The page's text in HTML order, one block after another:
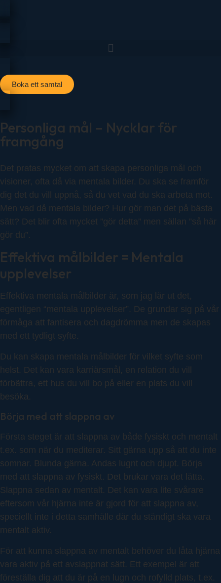
Boka ett samtal
Personliga mål – Nycklar för
framgång
Det pratas mycket om att skapa personliga mål och
visioner, ofta då via mentala bilder. Du ska se framför
dig det du vill uppnå, så du vet vad du ska arbeta mot.
Men vad då mentala bilder? Hur gör man det på bästa
sätt? Det blir ofta mycket ”gör detta” men sällan ”så här
gör du”.
Effektiva målbilder = Mentala
upplevelser
Effektiva mentala målbilder är, som jag lär ut det,
egentligen “mentala upplevelser”. De grundar sig på vår
förmåga att fantisera och dagdrömma men de skapas
med ett tydligt syfte.
Du kan skapa mentala målbilder för vilket syfte som
helst. Det kan vara karriärsmål, en relation du vill
förbättra, ett hus du vill bo på eller en plats du vill
besöka.
Börja med att slappna av
Första steget är att slappna av både fysiskt och mentalt
t.ex. som när du mediterar. Sitt gärna upp så att du inte
somnar. Blunda gärna. Andas lugnt och djupt. Börja
med att slappna av fysiskt. Det brukar vara det lätta.
Slappna sedan av mentalt. Det kan vara lite svårare
eftersom vår hjärna inte är gjord för att slappna av,
speciellt inte i detta samhälle där du ständigt ska vara
mentalt aktiv.
För att kunna slappna av mentalt behöver du låta hjärna
vara aktiv på ett avslappnat sätt. Ett exempel är att
föreställa dig att du är på en lugn och rofylld plats, t.ex.